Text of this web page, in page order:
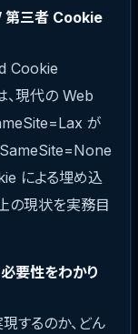
三者 Cookie
Cookie
現代の Web
が
SameSite=None
による埋め込
の現状を実務目
必要性をわかり
するのか、どん